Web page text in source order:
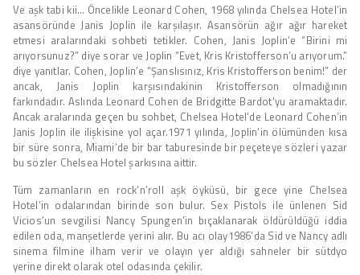
Ve aşk tabi kii… Öncelikle Leonard Cohen, 1968 yılında Chelsea Hotel’in
asansöründe Janis Joplin ile karşılaşır. Asansörün ağır ağır hareket
etmesi aralarındaki sohbeti tetikler. Cohen, Janis Joplin’e “Birini mi
arıyorsunuz?” diye sorar ve Joplin “Evet, Kris Kristofferson’u arıyorum.”
diye yanıtlar. Cohen, Joplin’e “Şanslısınız, Kris Kristofferson benim!” der
ancak, Janis Joplin karşısındakinin Kristofferson olmadığının
farkındadır. Aslında Leonard Cohen de Bridgitte Bardot’yu aramaktadır.
Ancak aralarında geçen bu sohbet, Chelsea Hotel’de Leonard Cohen’in
Janis Joplin ile ilişkisine yol açar.1971 yılında, Joplin’in ölümünden kısa
bir süre sonra, Miami’de bir bar taburesinde bir peçeteye sözleri yazar
bu sözler Chelsea Hotel şarkısına aittir.
Tüm zamanların en rock’n’roll aşk öyküsü, bir gece yine Chelsea
Hotel’in odalarından birinde son bulur. Sex Pistols ile ünlenen Sid
Vicios’un sevgilisi Nancy Spungen’in bıçaklanarak öldürüldüğü iddia
edilen oda, manşetlerde yerini alır. Bu acı olay1986’da Sid ve Nancy adlı
sinema filmine ilham verir ve olayın yer aldığı sahneler bir sütdyo
yerine direkt olarak otel odasında çekilir.